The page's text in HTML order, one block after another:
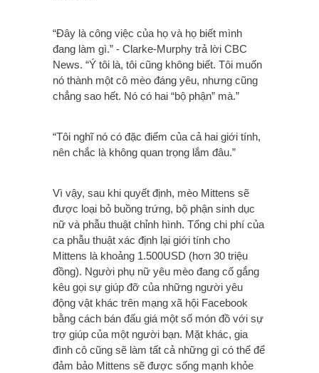
“Đây là công việc của họ và họ biết mình
đang làm gì.” - Clarke-Murphy trả lời CBC
News. “Ý tôi là, tôi cũng không biết. Tôi muốn
nó thành một cô mèo đáng yêu, nhưng cũng
chẳng sao hết. Nó có hai “bộ phận” mà.”
“Tôi nghĩ nó có đặc điểm của cả hai giới tính,
nên chắc là không quan trọng lắm đâu.”
Vì vậy, sau khi quyết định, mèo Mittens sẽ
được loại bỏ buồng trứng, bộ phận sinh dục
nữ và phẫu thuật chỉnh hình. Tổng chi phí của
ca phẫu thuật xác định lại giới tính cho
Mittens là khoảng 1.500USD (hơn 30 triệu
đồng). Người phụ nữ yêu mèo đang cố gắng
kêu gọi sự giúp đỡ của những người yêu
động vật khác trên mạng xã hội Facebook
bằng cách bán đấu giá một số món đồ với sự
trợ giúp của một người bạn. Mặt khác, gia
đình cô cũng sẽ làm tất cả những gì có thể để
đảm bảo Mittens sẽ được sống mạnh khỏe